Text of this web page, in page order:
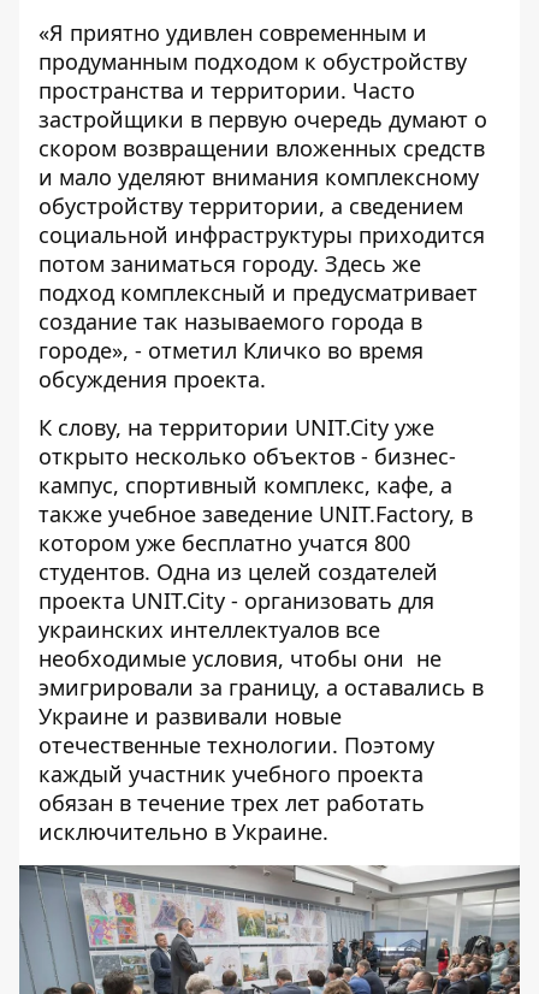
«Я приятно удивлен современным и
продуманным подходом к обустройству
пространства и территории. Часто
застройщики в первую очередь думают о
скором возвращении вложенных средств
и мало уделяют внимания комплексному
обустройству территории, а сведением
социальной инфраструктуры приходится
потом заниматься городу. Здесь же
подход комплексный и предусматривает
создание так называемого города в
городе», - отметил Кличко во время
обсуждения проекта.
К слову, на территории UNIT.City уже
открыто несколько объектов - бизнес-
кампус, спортивный комплекс, кафе, а
также учебное заведение UNIT.Factory, в
котором уже бесплатно учатся 800
студентов. Одна из целей создателей
проекта UNIT.City - организовать для
украинских интеллектуалов все
необходимые условия, чтобы они не
эмигрировали за границу, а оставались в
Украине и развивали новые
отечественные технологии. Поэтому
каждый участник учебного проекта
обязан в течение трех лет работать
исключительно в Украине.